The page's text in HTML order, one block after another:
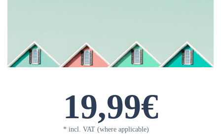
19,99€
* incl. VAT (where applicable)